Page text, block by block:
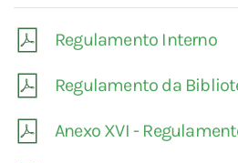
Regulamento Interno
Regulamento da
Anexo XVI -